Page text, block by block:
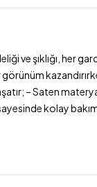
ve şıklığı, her
– Saten
kolay